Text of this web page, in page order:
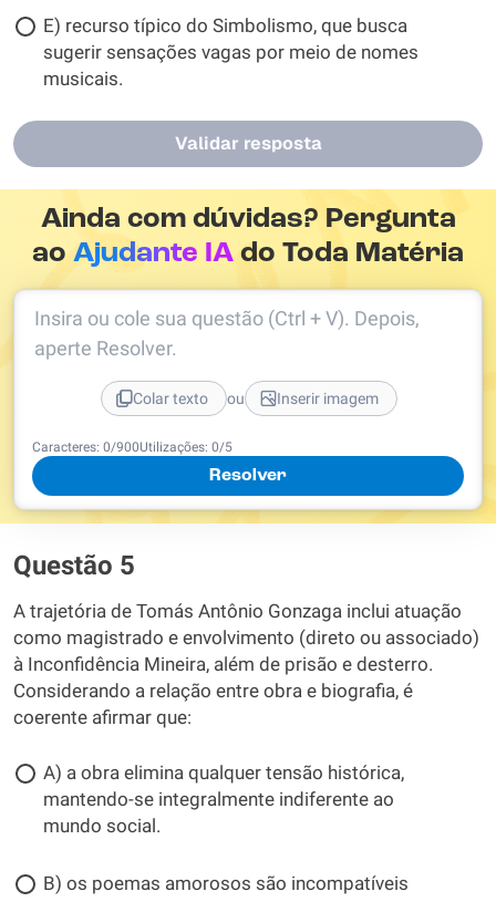
E) recurso típico do Simbolismo, que busca
sugerir sensações vagas por meio de nomes
musicais.
Validar resposta
Ainda com dúvidas? Pergunta
aoAjudante IA do Toda Matéria
Caracteres: 0/900Utilizações: 0/5
Resolver
Insira ou cole sua questão (Ctrl + V). Depois,
aperte Resolver.
Colar texto ou Inserir imagem
Questão 5
A trajetória de Tomás Antônio Gonzaga inclui atuação
como magistrado e envolvimento (direto ou associado)
à Inconfidência Mineira, além de prisão e desterro.
Considerando a relação entre obra e biografia, é
coerente afirmar que:
A) a obra elimina qualquer tensão histórica,
mantendo-se integralmente indiferente ao
mundo social.
B) os poemas amorosos são incompatíveis